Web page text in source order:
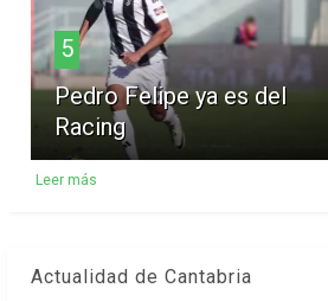
5
Pedro Felipe ya es del
Racing
Leer más
Actualidad de Cantabria